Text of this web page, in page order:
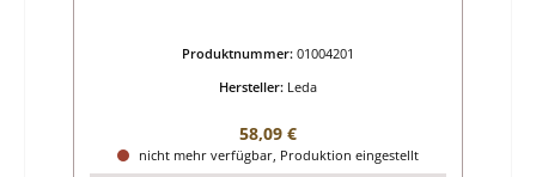
Produktnummer: 01004201
Hersteller: Leda
Regulärer Preis:
58,09 €
nicht mehr verfügbar, Produktion eingestellt